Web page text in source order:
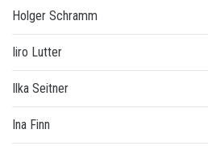
Holger Schramm
Iiro Lutter
Ilka Seitner
Ina Finn